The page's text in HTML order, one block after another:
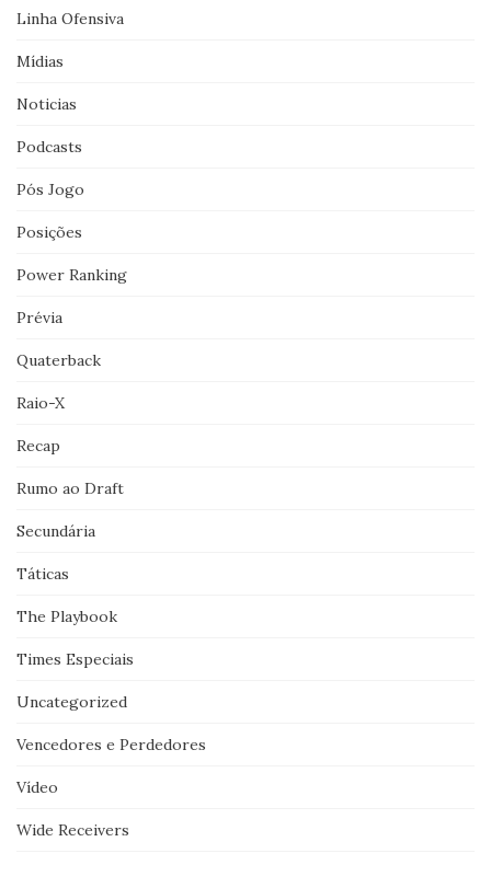
Linha Ofensiva
Mídias
Noticias
Podcasts
Pós Jogo
Posições
Power Ranking
Prévia
Quaterback
Raio-X
Recap
Rumo ao Draft
Secundária
Táticas
The Playbook
Times Especiais
Uncategorized
Vencedores e Perdedores
Vídeo
Wide Receivers